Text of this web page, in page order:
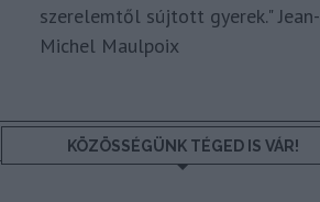
szerelemtől sújtott gyerek." Jean-
Michel Maulpoix
KÖZÖSSÉGÜNK TÉGED IS VÁR!